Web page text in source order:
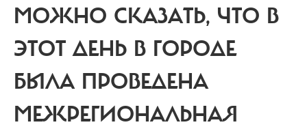
МОЖНО СКАЗАТЬ, ЧТО В
ЭТОТ ДЕНЬ В ГОРОДЕ
БЫЛА ПРОВЕДЕНА
МЕЖРЕГИОНАЛЬНАЯ